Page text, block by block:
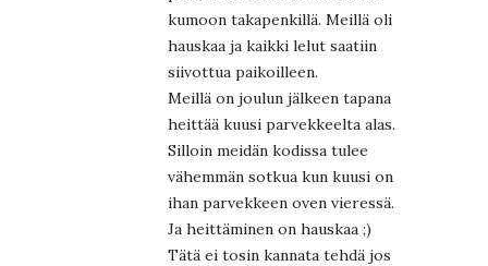
kumoon takapenkillä. Meillä oli
hauskaa ja kaikki lelut saatiin
siivottua paikoilleen.
Meillä on joulun jälkeen tapana
heittää kuusi parvekkeelta alas.
Silloin meidän kodissa tulee
vähemmän sotkua kun kuusi on
ihan parvekkeen oven vieressä.
Ja heittäminen on hauskaa ;)
Tätä ei tosin kannata tehdä jos